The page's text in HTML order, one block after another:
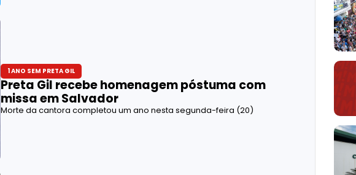
1 ANO SEM PRETA GIL
Preta Gil recebe homenagem póstuma com
missa em Salvador
Morte da cantora completou um ano nesta segunda-feira (20)